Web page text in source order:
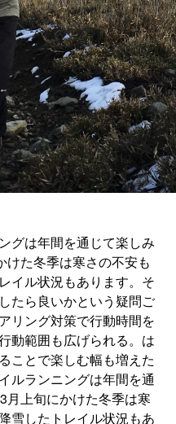
グは年間を通じて楽しみ
けた冬季は寒さの不安も
イル状況もあります。そ
たら良いかという疑問ご
リング対策で行動時間を
動範囲も広げられる。は
ことで楽しむ幅も増えた
ルランニングは年間を通
月上旬にかけた冬季は寒
雪したトレイル状況もあ